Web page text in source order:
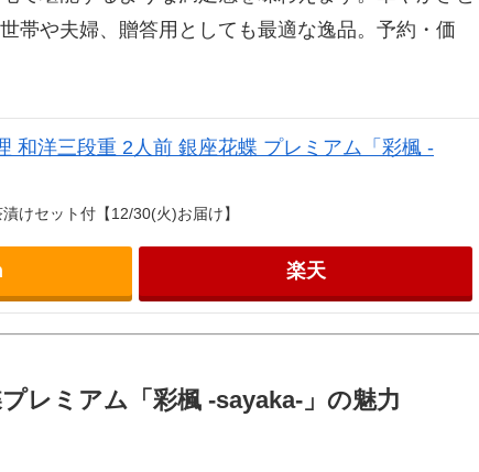
帯や夫婦、贈答用としても最適な逸品。予約・価
和洋三段重 2人前 銀座花蝶 プレミアム「彩楓 -
けセット付【12/30(火)お届け】
楽天
レミアム「彩楓 -sayaka-」の魅力